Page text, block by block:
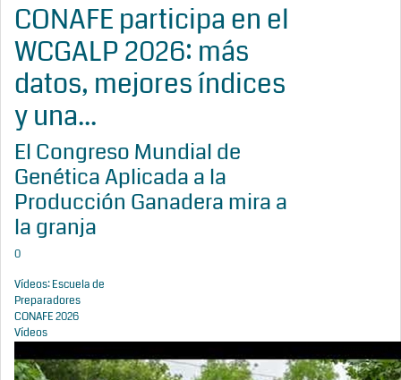
CONAFE participa en el
WCGALP 2026: más
datos, mejores índices
y una...
El Congreso Mundial de
Genética Aplicada a la
Producción Ganadera mira a
la granja
0
Vídeos: Escuela de
Preparadores
CONAFE 2026
Vídeos